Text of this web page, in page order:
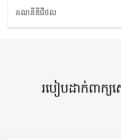
គណនីឌីជីថល
របៀបដាក់ពាក្